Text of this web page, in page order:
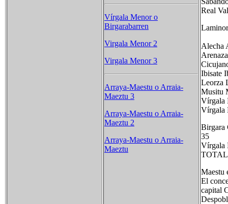
Vírgala Menor o
Birgarabarren
Virgala Menor 2
Virgala Menor 3
Arraya-Maestu o Arraia-
Maeztu 3
Arraya-Maestu o Arraia-
Maeztu 2
Arraya-Maestu o Arraia-
Maeztu
Real
Vírgala
Birgara
35
Maestu
El
capital